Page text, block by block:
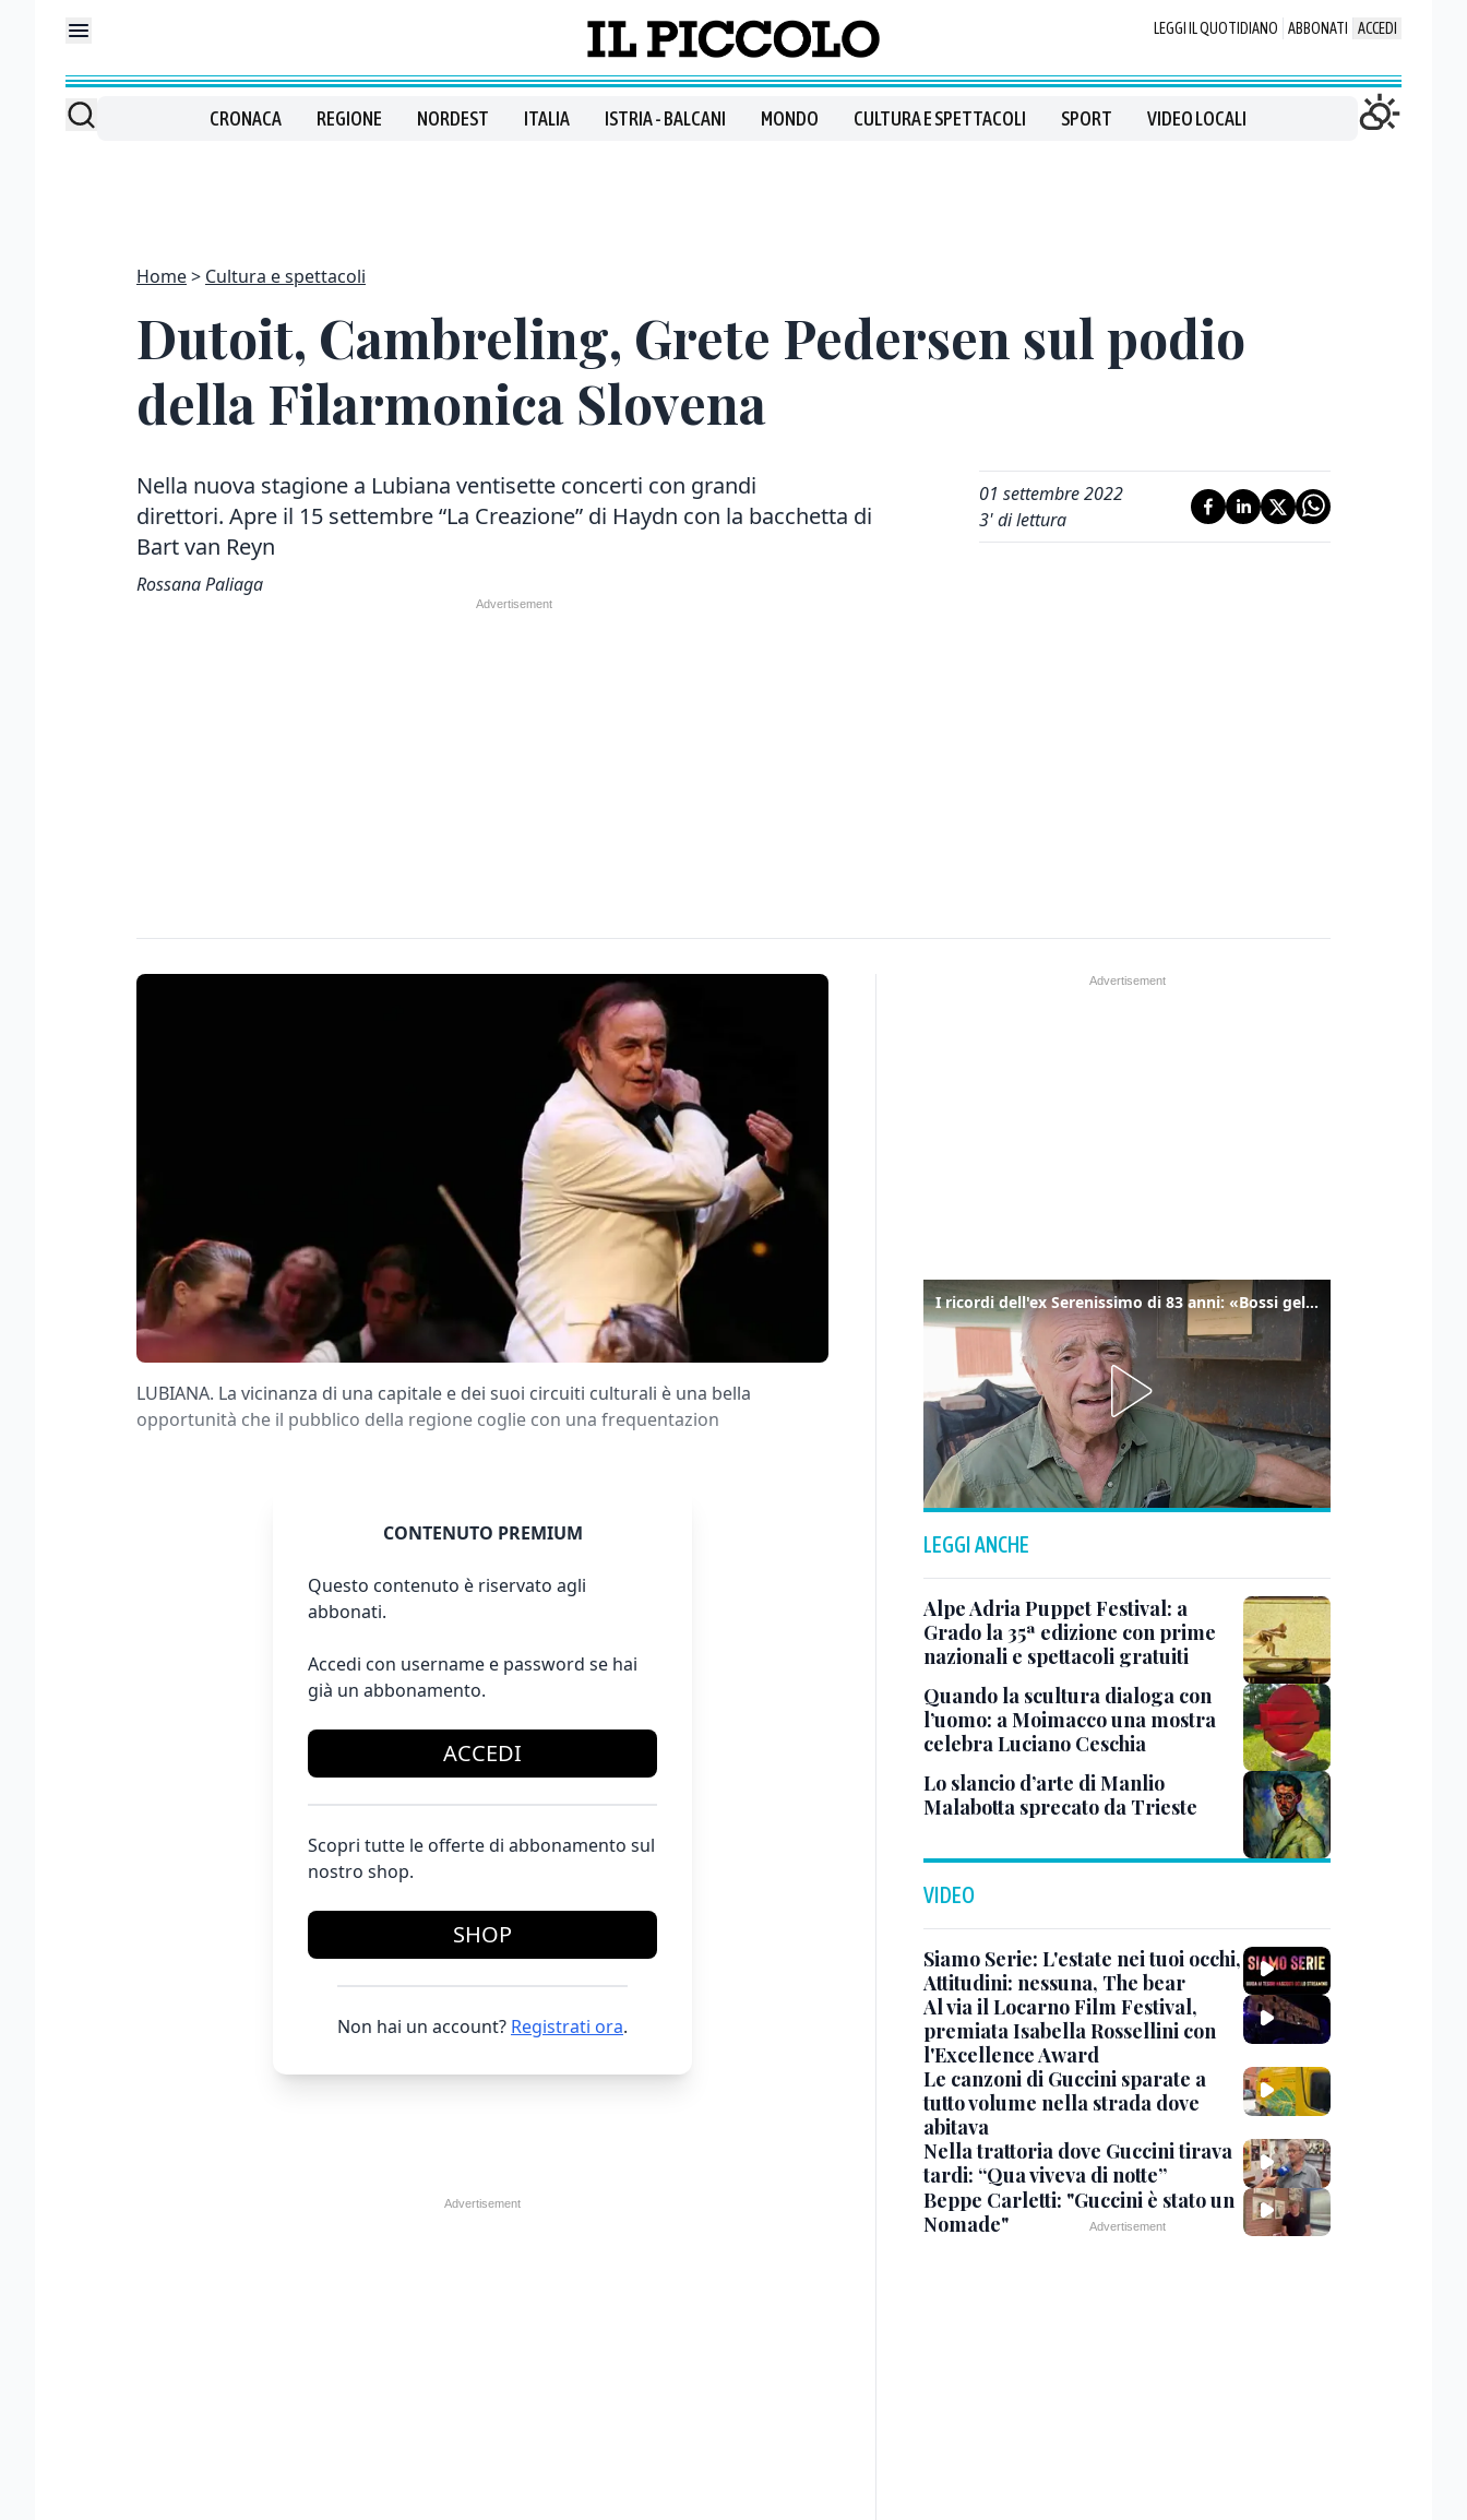
LEGGI IL QUOTIDIANO ABBONATI ACCEDI
CRONACA REGIONE NORDEST ITALIA ISTRIA - BALCANI MONDO CULTURA E SPETTACOLI SPORT VIDEO LOCALI
Home Cultura e spettacoli
Dutoit, Cambreling, Grete Pedersen sul podio
della Filarmonica Slovena
Nella nuova stagione a Lubiana ventisette concerti con grandi
direttori. Apre il 15 settembre “La Creazione” di Haydn con la bacchetta di
Bart van Reyn
Rossana Paliaga
01 settembre 2022
3' di lettura
LUBIANA. La vicinanza di una capitale e dei suoi circuiti culturali è una bella
opportunità che il pubblico della regione coglie con una frequentazion
CONTENUTO PREMIUM
Questo contenuto è riservato agli
abbonati.
Accedi con username e password se hai
già un abbonamento.
ACCEDI
Scopri tutte le offerte di abbonamento sul
nostro shop.
SHOP
Non hai un account? Registrati ora.
I ricordi dell'ex Serenissimo di 83 anni: «Bossi geloso di noi, in carcere mi cantavano l’inno di San Marco»
LEGGI ANCHE
Alpe Adria Puppet Festival: a
Grado la 35ª edizione con prime
nazionali e spettacoli gratuiti
Quando la scultura dialoga con
l’uomo: a Moimacco una mostra
celebra Luciano Ceschia
Lo slancio d’arte di Manlio
Malabotta sprecato da Trieste
VIDEO
Siamo Serie: L'estate nei tuoi occhi,
Attitudini: nessuna, The bear
Al via il Locarno Film Festival,
premiata Isabella Rossellini con
l'Excellence Award
Le canzoni di Guccini sparate a
tutto volume nella strada dove
abitava
Nella trattoria dove Guccini tirava
tardi: “Qua viveva di notte”
Beppe Carletti: "Guccini è stato un
Nomade"